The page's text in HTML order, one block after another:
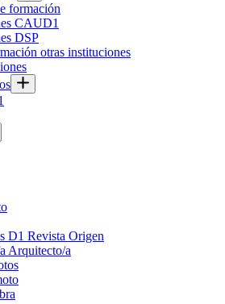
formación
CAUD1
DSP
otras instituciones
D1 Revista Origen
Arquitecto/a